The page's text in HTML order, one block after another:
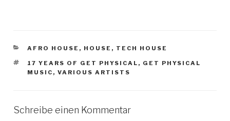
KATEGORIEN
AFRO HOUSE , HOUSE , TECH HOUSE
SCHLAGWÖRTER
17 YEARS OF GET PHYSICAL , GET PHYSICAL
MUSIC ,VARIOUS ARTISTS
Schreibe einen Kommentar